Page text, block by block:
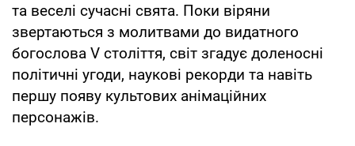
та веселі сучасні свята. Поки віряни
звертаються з молитвами до видатного
богослова V століття, світ згадує доленосні
політичні угоди, наукові рекорди та навіть
першу появу культових анімаційних
персонажів.